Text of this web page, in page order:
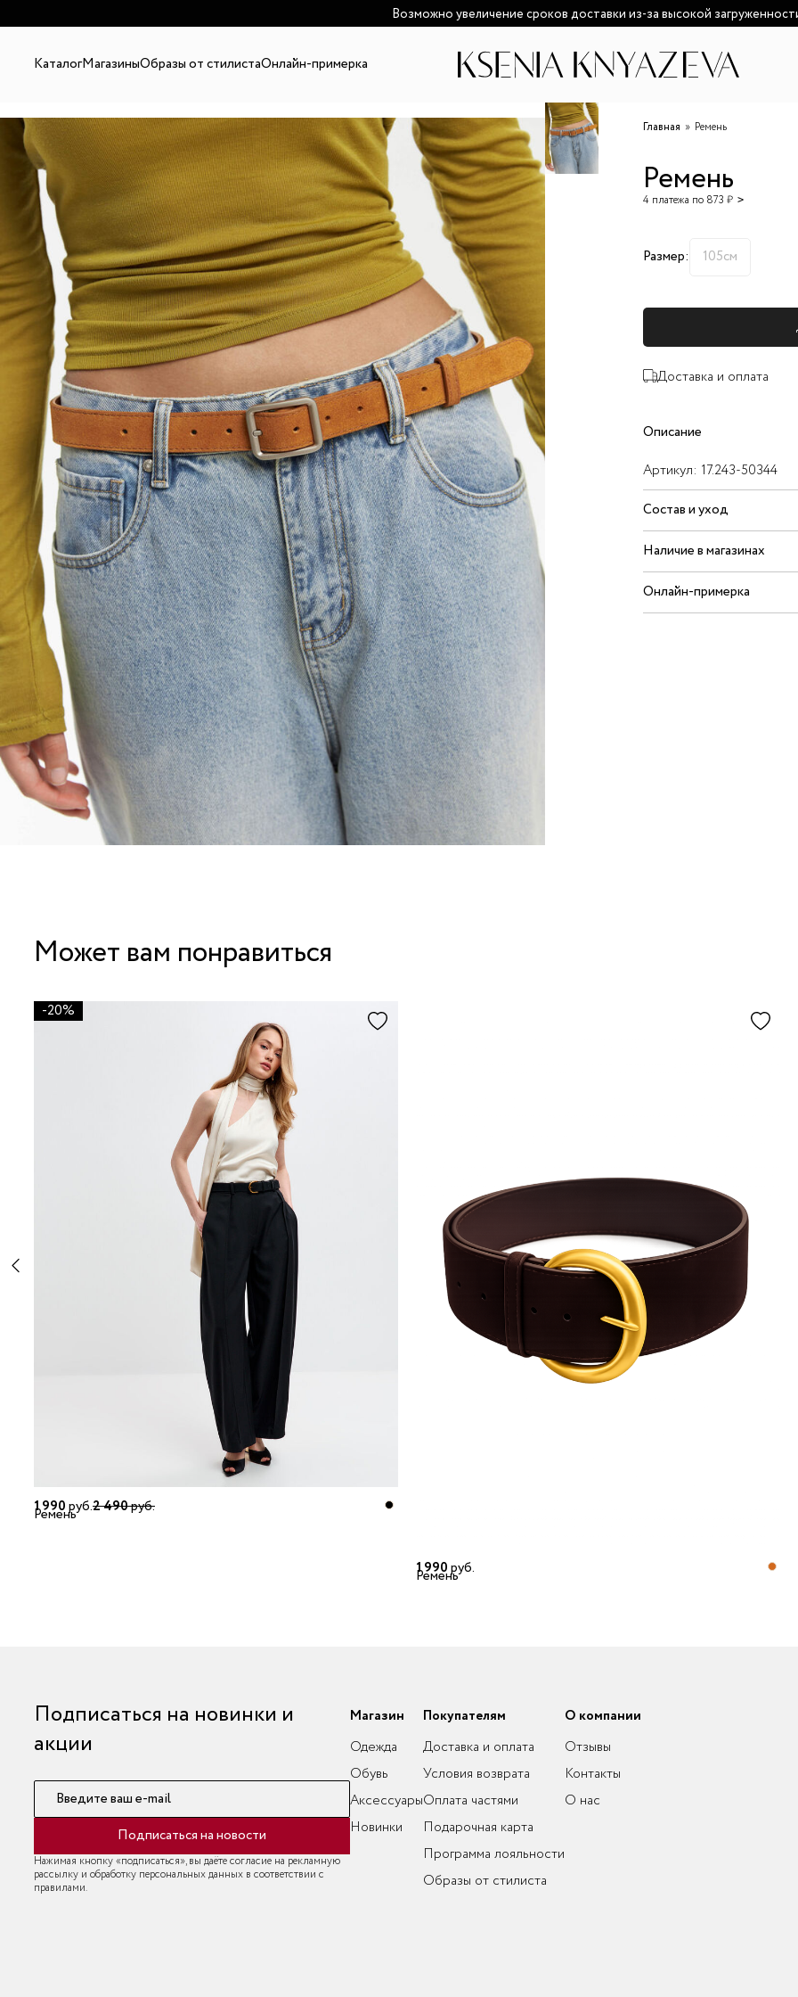
Возможно увеличение сроков доставки из-за высокой
КаталогМагазиныОбразы от стилистаОнлайн-примерка
Главная Ремень
Ремень
4 платежа по 873 ₽
Размер: 105см
Доставка и оплата
Описание
Артикул: 17.243-50344
Состав и уход
Наличие в магазинах
Онлайн-примерка
Может вам понравиться
-20%
1 990руб.2 490руб.
Ремень
1 990руб.
Ремень
Подписаться на новинки и
акции
Введите ваш e-mail
Подписаться на новости
Нажимая кнопку «подписаться», вы даёте согласие на рекламную
рассылку и обработку персональных данных в соответствии с
правилами.
Магазин
Одежда
Обувь
Аксессуары
Новинки
Покупателям
Доставка и оплата
Условия возврата
Оплата частями
Подарочная карта
Программа лояльности
Образы от стилиста
О компании
Отзывы
Контакты
О нас